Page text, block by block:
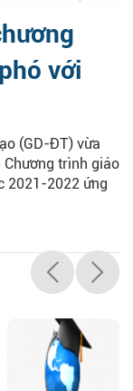
với
(GD-ĐT) vừa
Chương trình giáo
2021-2022 ứng